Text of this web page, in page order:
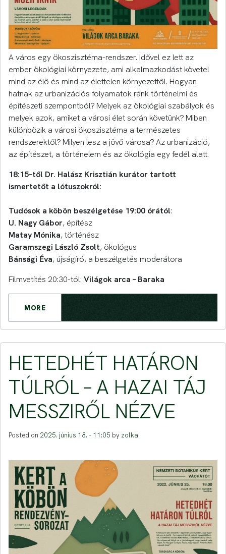
A város egy ökoszisztéma-rendszer. Idővel ez lett az
ember ökológiai környezete, ami alkalmazkodást követel
mind az élő és mind az élettelen környezettől. Hogyan
hatnak az urbanizációs folyamatok ránk történelmi és
építészeti szempontból? Melyek az ökológiai szabályok és
melyek azok, amiket a városi élet során követünk? Miben
különbözik a városi ökoszisztéma a természetes
rendszerektől? Milyen lesz a jövő városa? Az urbanizáció,
az építészet, a történelem és az ökológia egy fedél alatt.
18:15-től Dr. Halász Krisztián kurátor tartott
ismertetőt a lótuszokról:
Tudósok a köbön beszélgetése 19:00 órától:
U. Nagy Gábor, építész
Matay Mónika, történész
Garamszegi László Zsolt, ökológus
Bánsági Éva, újságíró, a beszélgetés moderátora
Filmvetítés 20:30-tól: Világok arca – Baraka
MORE
HETEDHÉT HATÁRON
TÚLRÓL – A HAZAI TÁJ
MESSZIRŐL NÉZVE
Posted on 2025. június 18. - 11:05 by zolka